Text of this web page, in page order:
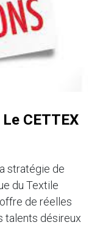
CETTEX
stratégie de
du Textile
de réelles
talents désireux